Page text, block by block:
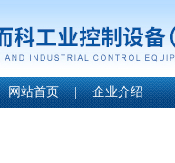
网站首页 | 企业介绍 |